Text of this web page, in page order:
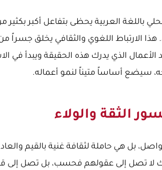
باللغة العربية يحظى بتفاعل أكبر بكثير
الارتباط اللغوي والثقافي يخلق جسراً من
الأعمال الذي يدرك هذه الحقيقة ويبدأ في
سيضع أساساً متيناً لنمو أعماله.
الثقة والولاء
بل هي حاملة لثقافة غنية بالقيم
لا تصل إلى عقولهم فحسب، بل تصل إلى